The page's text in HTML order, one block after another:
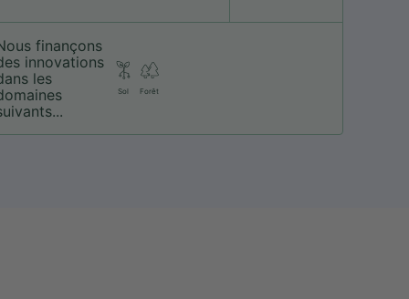
finançons
innovations
les
Sol Forêt